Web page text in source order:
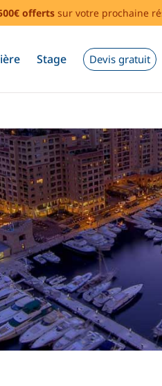
offerts sur votre prochaine
Stage Devis gratuit